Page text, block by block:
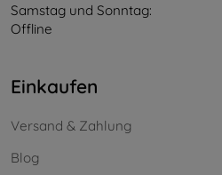
Samstag und Sonntag:
Offline
Einkaufen
Versand & Zahlung
Blog